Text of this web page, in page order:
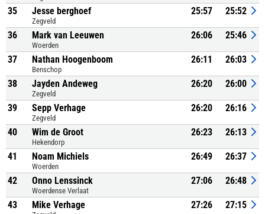
35 Jesse berghoef
Zegveld
25:57 25:52
36 Mark van Leeuwen
Woerden
26:06 25:46
37 Nathan Hoogenboom
Benschop
26:11 26:03
38 Jayden Andeweg
Zegveld
26:20 26:00
39 Sepp Verhage
Zegveld
26:20 26:16
40 Wim de Groot
Hekendorp
26:23 26:13
41 Noam Michiels
Woerden
26:49 26:37
42 Onno Lenssinck
Woerdense Verlaat
27:06 26:48
43 Mike Verhage 27:26 27:15